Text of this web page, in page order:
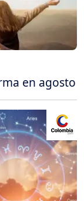
en agosto